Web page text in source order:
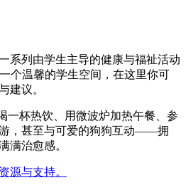
系列由学生主导的健康与福祉活动
个温馨的学生空间，在这里你可
建议。
一杯热饮、用微波炉加热午餐、参
，甚至与可爱的狗狗互动——拥
满治愈感。
源与支持。